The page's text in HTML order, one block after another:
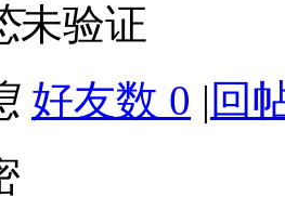
未验证
好友数 0 | 回